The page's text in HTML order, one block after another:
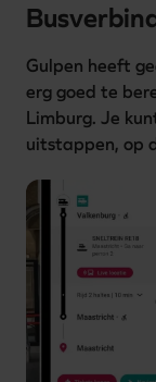
Gulpen heeft
erg goed te
Limburg. Je
uitstappen, op